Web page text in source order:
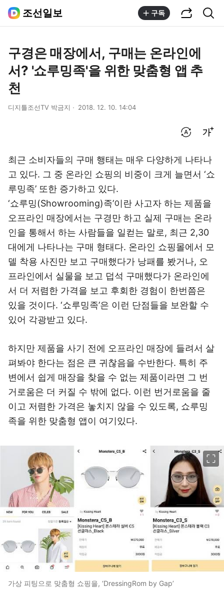
조선일보 구독
구경은 매장에서, 구매는 온라인에
서? '쇼루밍족'을 위한 맞춤형 앱 추
천
디지틀조선TV 박금지 2018. 12. 10. 14:04
최근 소비자들의 구매 행태는 매우 다양하게 나타나
고 있다. 그 중 온라인 쇼핑의 비중이 크게 늘면서 ‘쇼
루밍족’ 또한 증가하고 있다.
‘쇼루밍(Showrooming)족’이란 사고자 하는 제품을
오프라인 매장에서는 구경만 하고 실제 구매는 온라
인을 통해서 하는 사람들을 일컫는 말로, 최근 2,30
대에게 나타나는 구매 형태다. 온라인 쇼핑몰에서 모
델 착용 사진만 보고 구매했다가 낭패를 봤거나, 오
프라인에서 실물을 보고 덥석 구매했다가 온라인에
서 더 저렴한 가격을 보고 후회한 경험이 한번쯤은
있을 것이다. ‘쇼루밍족’은 이런 단점들을 보완할 수
있어 각광받고 있다.
하지만 제품을 사기 전에 오프라인 매장에 들려서 살
펴봐야 한다는 점은 큰 귀찮음을 수반한다. 특히 주
변에서 쉽게 매장을 찾을 수 없는 제품이라면 그 번
거로움은 더 커질 수 밖에 없다. 이런 번거로움을 줄
이고 저렴한 가격은 놓치지 않을 수 있도록, 쇼루밍
족을 위한 맞춤형 앱이 여기있다.
가상 피팅으로 맞춤형 쇼핑을, ‘DressingRom by Gap’